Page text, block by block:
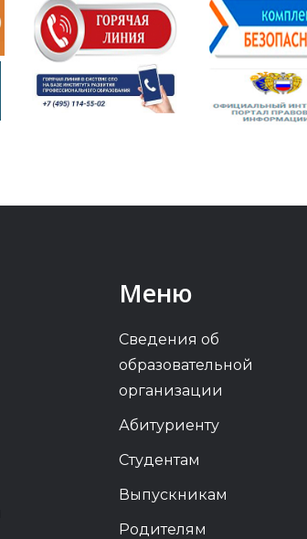
Меню
Сведения об
образовательной
организации
Абитуриенту
Студентам
Выпускникам
Родителям